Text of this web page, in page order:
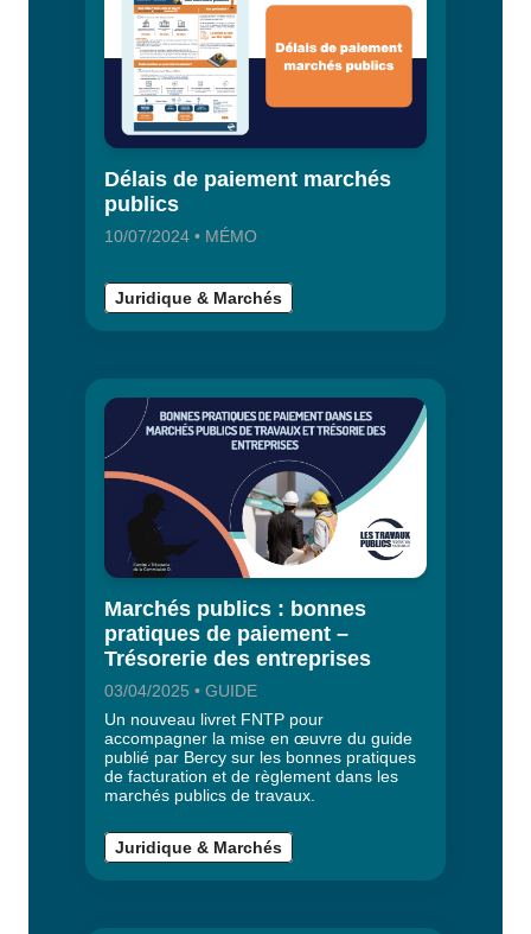
Délais de paiement marchés
publics
10/07/2024 • MÉMO
Juridique & Marchés
Marchés publics : bonnes
pratiques de paiement –
Trésorerie des entreprises
03/04/2025 • GUIDE
Un nouveau livret FNTP pour
accompagner la mise en œuvre du guide
publié par Bercy sur les bonnes pratiques
de facturation et de règlement dans les
marchés publics de travaux.
Juridique & Marchés